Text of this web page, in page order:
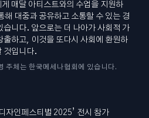
매달 아티스트와의 수업을 지원하
해 대중과 공유하고 소통할 수 있는 경
습니다. 앞으로는 더 나아가 사회적 가
출하고, 이것을 또다시 사회에 환원하
것입니다.
주체는 한국메세나협회에 있습니다.
자인페스티벌 2025’ 전시 참가